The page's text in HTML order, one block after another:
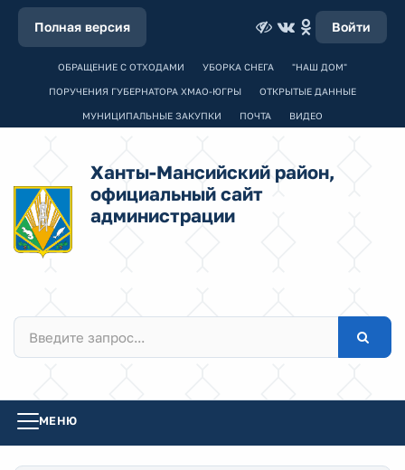
Полная версия Войти
ОБРАЩЕНИЕ С ОТХОДАМИ УБОРКА СНЕГА "НАШ ДОМ"
ПОРУЧЕНИЯ ГУБЕРНАТОРА ХМАО-ЮГРЫ ОТКРЫТЫЕ ДАННЫЕ
МУНИЦИПАЛЬНЫЕ ЗАКУПКИ ПОЧТА ВИДЕО
Ханты-Мансийский район,
официальный сайт
администрации
МЕНЮ